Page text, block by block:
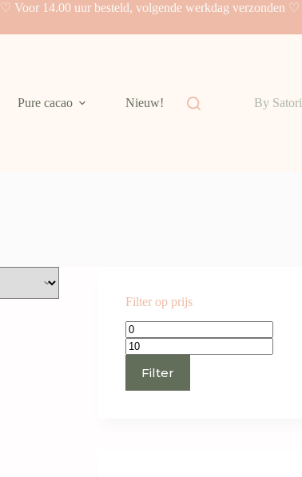
♡ Voor 14.00 uur besteld, volgende werkdag verzonden ♡
Pure cacao Nieuw! By Satori
Filter op prijs
Min.
prijs
prijs
Filter